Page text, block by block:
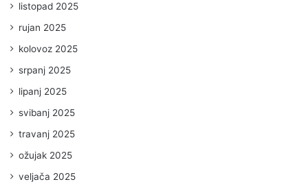
listopad 2025
rujan 2025
kolovoz 2025
srpanj 2025
lipanj 2025
svibanj 2025
travanj 2025
ožujak 2025
veljača 2025